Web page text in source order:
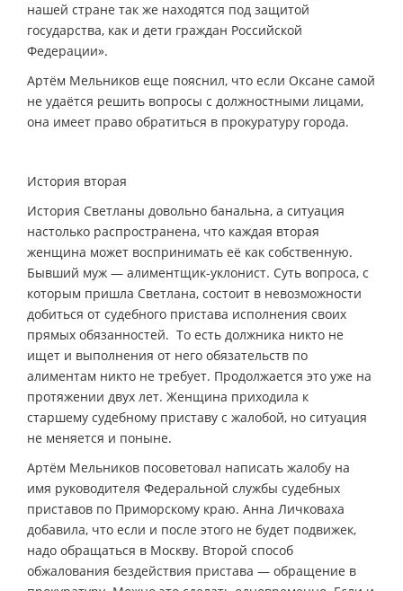
нашей стране так же находятся под защитой
государства, как и дети граждан Российской
Федерации».
Артём Мельников еще пояснил, что если Оксане самой
не удаётся решить вопросы с должностными лицами,
она имеет право обратиться в прокуратуру города.
История вторая
История Светланы довольно банальна, а ситуация
настолько распространена, что каждая вторая
женщина может воспринимать её как собственную.
Бывший муж — алиментщик-уклонист. Суть вопроса, с
которым пришла Светлана, состоит в невозможности
добиться от судебного пристава исполнения своих
прямых обязанностей. То есть должника никто не
ищет и выполнения от него обязательств по
алиментам никто не требует. Продолжается это уже на
протяжении двух лет. Женщина приходила к
старшему судебному приставу с жалобой, но ситуация
не меняется и поныне.
Артём Мельников посоветовал написать жалобу на
имя руководителя Федеральной службы судебных
приставов по Приморскому краю. Анна Личковаха
добавила, что если и после этого не будет подвижек,
надо обращаться в Москву. Второй способ
обжалования бездействия пристава — обращение в